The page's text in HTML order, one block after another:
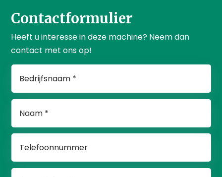
Contactformulier
Heeft u interesse in deze machine? Neem dan
contact met ons op!